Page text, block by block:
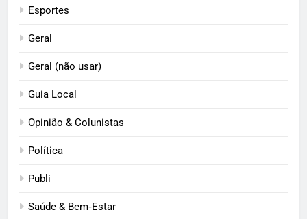
Esportes
Geral
Geral (não usar)
Guia Local
Opinião & Colunistas
Política
Publi
Saúde & Bem‑Estar